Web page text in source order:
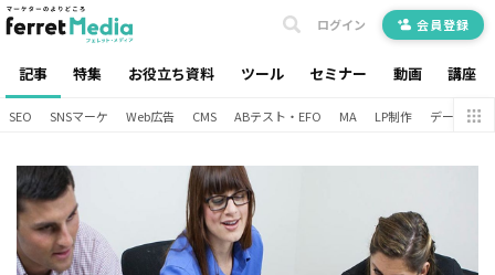
記事 特集 お役立ち資料 ツール セミナー 動画 講座
ログイン 会員登録
SEO SNSマーケ Web広告 CMS ABテスト・EFO MA LP制作 データ分析